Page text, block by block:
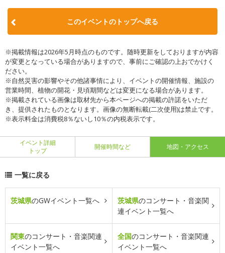
このイベントのトップへ戻る
※掲載情報は2026年5月時点のものです。随時更新をしておりますが内容
が変更となっている場合がありますので、事前にご確認の上おでかけく
ださい。
※自然災害の影響やその他諸事情により、イベントの開催情報、施設の
営業時間、植物の開花・見頃期間などは変更になる場合があります。
※掲載されている画像は取材先から本ページへの掲載の許諾をいただ
き、提供されたものとなります。画像の無断転載(二次使用)は禁止です。
※表示料金は消費税8％ないし10％の内税表示です。
イベント詳細
トップ
開催時間など 地図・アクセス
一覧に戻る
茨城県のGWイベント一覧へ 茨城県のコンサート・音楽関
連イベント一覧へ
関東のコンサート・音楽関連
イベント一覧へ
全国のコンサート・音楽関連
イベント一覧へ